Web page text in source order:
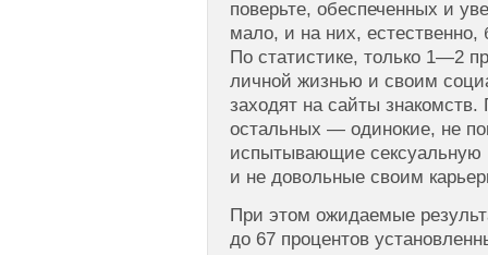
поверьте, обеспеченных и
мало, и на них, естественно,
По статистике, только 1—2
личной жизнью и своим
заходят на сайты
остальных — одинокие, не
испытывающие сексуальную
и не довольные своим
При этом ожидаемые
до 67 процентов